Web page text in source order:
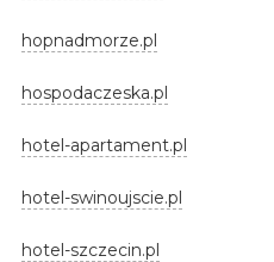
hopnadmorze.pl
hospodaczeska.pl
hotel-apartament.pl
hotel-swinoujscie.pl
hotel-szczecin.pl